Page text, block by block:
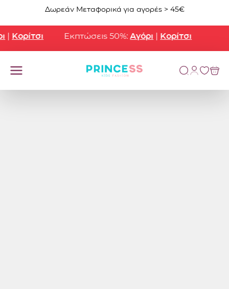
Μετάβαση στο περιεχόμενο
Δωρεάν Μεταφορικά για αγορές > 45€
Εκπτώσεις 50%:Αγόρι|Κορίτσι